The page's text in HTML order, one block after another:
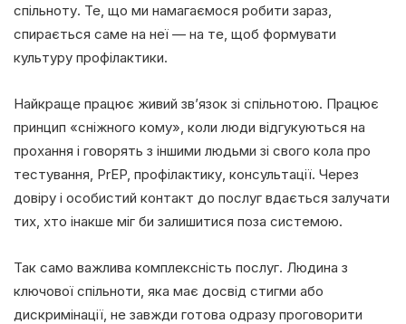
спільноту. Те, що ми намагаємося робити зараз,
спирається саме на неї — на те, щоб формувати
культуру профілактики.
Найкраще працює живий зв’язок зі спільнотою. Працює
принцип «сніжного кому», коли люди відгукуються на
прохання і говорять з іншими людьми зі свого кола про
тестування, PrEP, профілактику, консультації. Через
довіру і особистий контакт до послуг вдається залучати
тих, хто інакше міг би залишитися поза системою.
Так само важлива комплексність послуг. Людина з
ключової спільноти, яка має досвід стигми або
дискримінації, не завжди готова одразу проговорити